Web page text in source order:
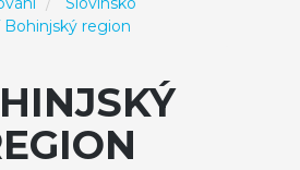
Bohinjský region